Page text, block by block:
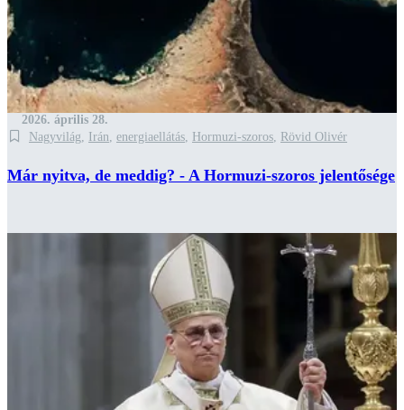
2026. április 28.
Nagyvilág
Irán energiaellátás Hormuzi-szoros Rövid Olivér
Már nyitva, de meddig? - A Hormuzi-szoros jelentősége